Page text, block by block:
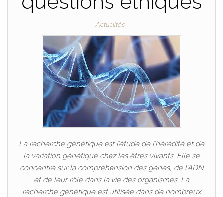
Actualités
La recherche génétique est l’étude de l’hérédité et de
la variation génétique chez les êtres vivants. Elle se
concentre sur la compréhension des gènes, de l’ADN
et de leur rôle dans la vie des organismes. La
recherche génétique est utilisée dans de nombreux